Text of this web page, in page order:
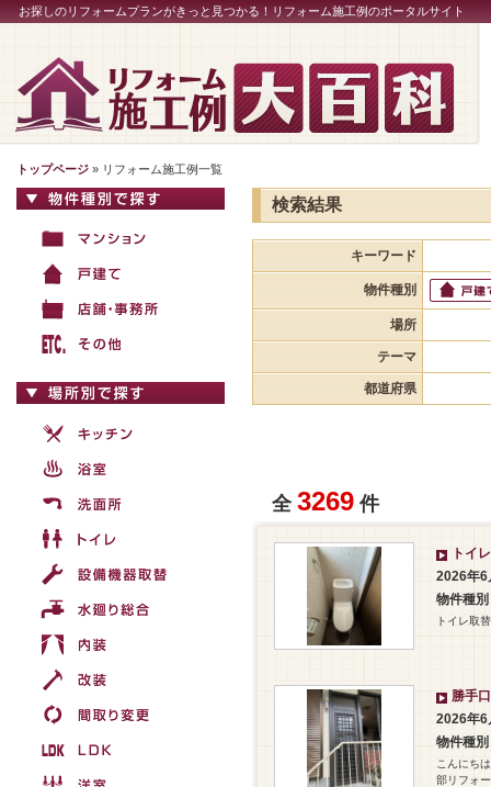
お探しのリフォームプランがきっと見つかる！リフォーム施工例のポータルサイト
トップページ » リフォーム施工例一覧
検索結果
キーワード
物件種別
場所
テーマ
都道府県
全 3269 件
トイ
2026年6
物件種
トイレ取
勝手
2026年6
物件種
こんにち
部リフォ